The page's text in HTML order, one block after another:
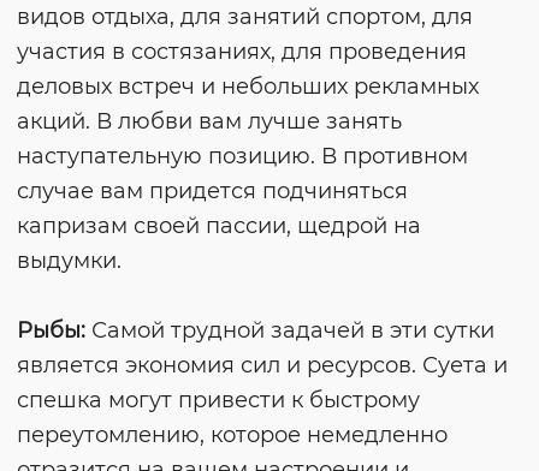
видов отдыха, для занятий спортом, для
участия в состязаниях, для проведения
деловых встреч и небольших рекламных
акций. В любви вам лучше занять
наступательную позицию. В противном
случае вам придется подчиняться
капризам своей пассии, щедрой на
выдумки.
Рыбы: Самой трудной задачей в эти сутки
является экономия сил и ресурсов. Суета и
спешка могут привести к быстрому
переутомлению, которое немедленно